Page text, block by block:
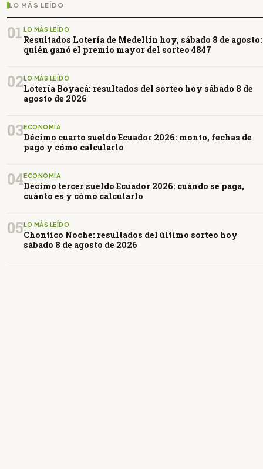
LO MÁS LEÍDO
01 LO MÁS LEÍDO
Resultados Lotería de Medellín hoy, sábado 8 de agosto:
quién ganó el premio mayor del sorteo 4847
02LO MÁS LEÍDO
Lotería Boyacá: resultados del sorteo hoy sábado 8 de
agosto de 2026
03ECONOMÍA
Décimo cuarto sueldo Ecuador 2026: monto, fechas de
pago y cómo calcularlo
04ECONOMÍA
Décimo tercer sueldo Ecuador 2026: cuándo se paga,
cuánto es y cómo calcularlo
05LO MÁS LEÍDO
Chontico Noche: resultados del último sorteo hoy
sábado 8 de agosto de 2026